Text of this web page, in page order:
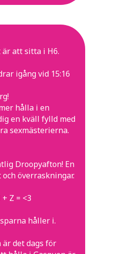
att sitta i H6.
igång vid 15:16
hålla i en
en kväll fylld med
sexmästerierna.
Droopyafton! En
överraskningar.
Z = <3
håller i.
det dags för